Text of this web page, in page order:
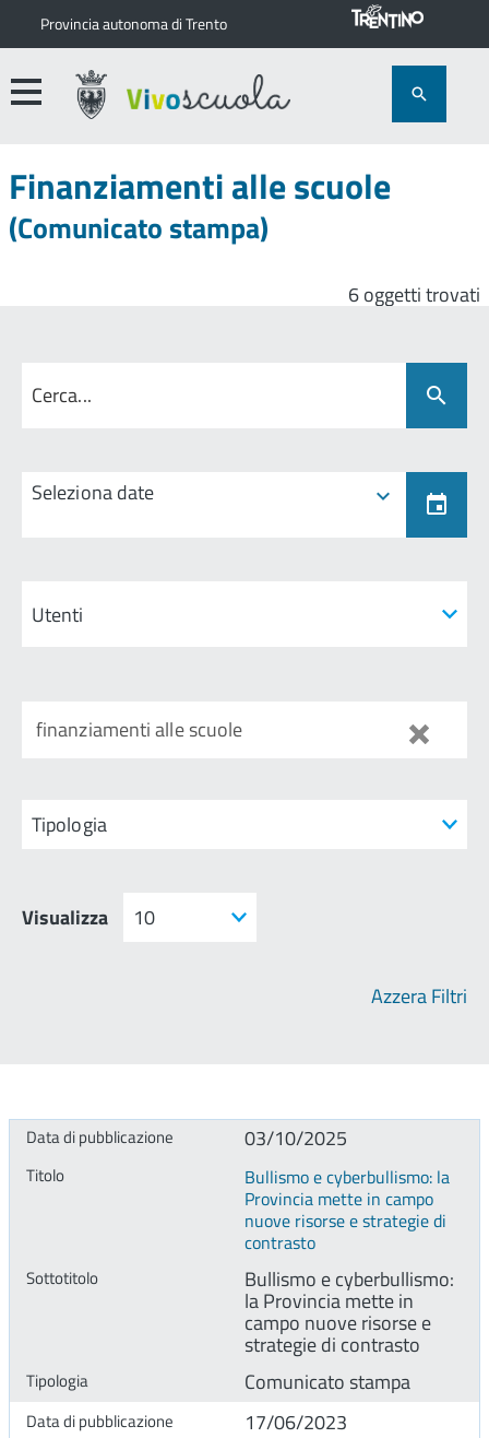
Provincia autonoma di Trento
Finanziamenti alle scuole
(Comunicato stampa)
6 oggetti trovati
Seleziona date
finanziamenti alle scuole
Visualizza
Azzera Filtri
03/10/2025
Bullismo e cyberbullismo: la
Provincia mette in campo
nuove risorse e strategie di
contrasto
Bullismo e cyberbullismo:
la Provincia mette in
campo nuove risorse e
strategie di contrasto
Comunicato stampa
17/06/2023